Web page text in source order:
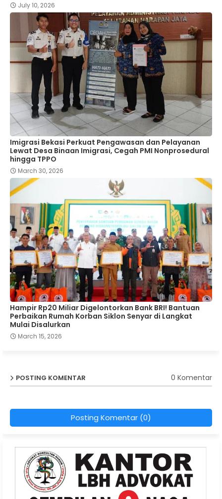
July 10, 2026
Imigrasi Bekasi Perkuat Pengawasan dan Pelayanan
Lewat Desa Binaan Imigrasi, Cegah PMI Nonprosedural
hingga TPPO
March 30, 2026
Hampir Rp20 Miliar Digelontorkan Bank BRI! Bantuan
Perbaikan Rumah Korban Siklon Senyar di Langkat
Mulai Disalurkan
March 15, 2026
POSTING KOMENTAR 0 Komentar
Posting Komentar (0)